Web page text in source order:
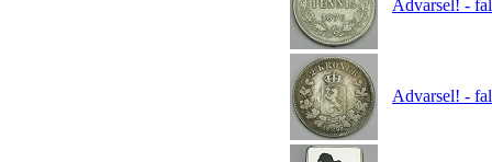
Advarsel! -
Advarsel! -